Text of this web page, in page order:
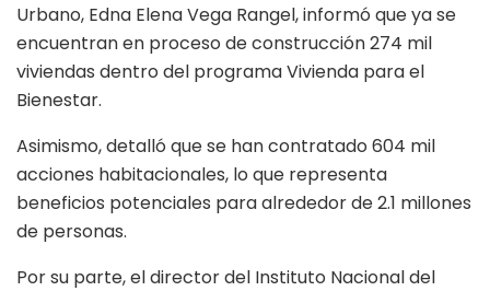
Urbano, Edna Elena Vega Rangel, informó que ya se
encuentran en proceso de construcción 274 mil
viviendas dentro del programa Vivienda para el
Bienestar.
Asimismo, detalló que se han contratado 604 mil
acciones habitacionales, lo que representa
beneficios potenciales para alrededor de 2.1 millones
de personas.
Por su parte, el director del Instituto Nacional del